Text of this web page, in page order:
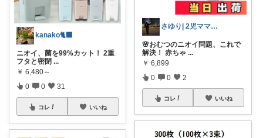
kanako🐈‍⬛
ニオイ、菌を99%カット！ 2重
フタと密閉 ...
￥ 6,480～
0 0 31
コレ いいね
さゆり| 2児ママお買い物メモ🧸
🌸おむつのニオイ問題、これで
解決！ 赤ちゃ ...
￥ 6,899
0 0 2
コレ いいね